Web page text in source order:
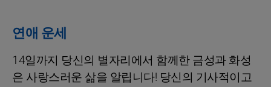
연애 운세
14일까지 당신의 별자리에서 함께한 금성과 화성
은 사랑스러운 삶을 알립니다! 당신의 기사적이고